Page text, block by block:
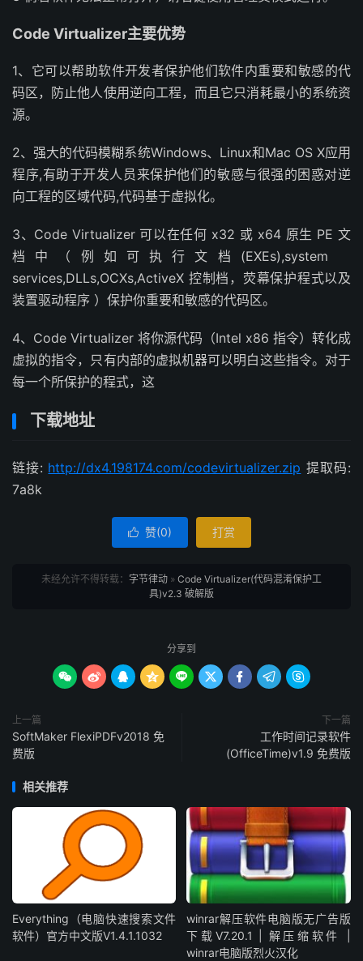
Code Virtualizer主要优势
1、它可以帮助软件开发者保护他们软件内重要和敏感的代
码区，防止他人使用逆向工程，而且它只消耗最小的系统资
源。
2、强大的代码模糊系统Windows、Linux和Mac OS X应用
程序,有助于开发人员来保护他们的敏感与很强的困惑对逆
向工程的区域代码,代码基于虚拟化。
3、Code Virtualizer 可以在任何 x32 或 x64 原生 PE 文
档中（例如可执行文档(EXEs),system
services,DLLs,OCXs,ActiveX 控制档，荧幕保护程式以及
装置驱动程序 ）保护你重要和敏感的代码区。
4、Code Virtualizer 将你源代码（Intel x86 指令）转化成
虚拟的指令，只有内部的虚拟机器可以明白这些指令。对于
每一个所保护的程式，这
下载地址
链接: http://dx4.198174.com/codevirtualizer.zip 提取码:
7a8k
 赞(0) 打赏
未经允许不得转载： 字节律动 » Code Virtualizer(代码混淆保护工
具)v2.3 破解版
分享到
        
上一篇
SoftMaker FlexiPDFv2018 免
费版
下一篇
工作时间记录软件
(OfficeTime)v1.9 免费版
相关推荐
Everything（电脑快速搜索文件
软件）官方中文版V1.4.1.1032
winrar解压软件电脑版无广告版
下载V7.20.1 | 解压缩软件 |
winrar电脑版烈火汉化